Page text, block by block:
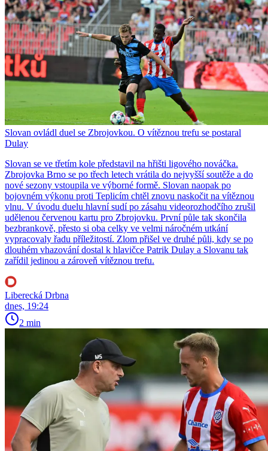
Slovan ovládl duel se Zbrojovkou. O vítěznou trefu se postaral
Dulay
Slovan se ve třetím kole představil na hřišti ligového nováčka.
Zbrojovka Brno se po třech letech vrátila do nejvyšší soutěže a do
nové sezony vstoupila ve výborné formě. Slovan naopak po
bojovném výkonu proti Teplicím chtěl znovu naskočit na vítěznou
vlnu. V úvodu duelu hlavní sudí po zásahu videorozhodčího zrušil
udělenou červenou kartu pro Zbrojovku. První půle tak skončila
bezbrankově, přesto si oba celky ve velmi náročném utkání
vypracovaly řadu příležitostí. Zlom přišel ve druhé půli, kdy se po
dlouhém vhazování dostal k hlavičce Patrik Dulay a Slovanu tak
zařídil jedinou a zároveň vítěznou trefu.
Liberecká Drbna
dnes, 19:24
2 min